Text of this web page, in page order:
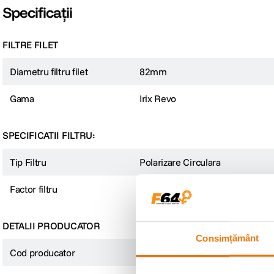
Consimțământ
Specificații
FILTRE FILET
Diametru filtru filet 82mm
Gama Irix Revo
SPECIFICATII FILTRU:
Tip Filtru Polarizare Circulara
Factor filtru
DETALII PRODUCATOR
Cod producator IFRV-CPL-82